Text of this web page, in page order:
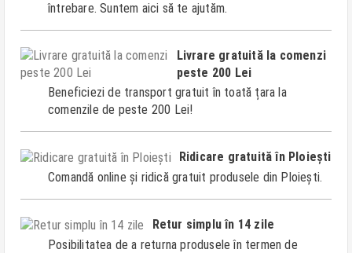
întrebare. Suntem aici să te ajutăm.
Livrare gratuită la comenzi
peste 200 Lei
Beneficiezi de transport gratuit în toată țara la
comenzile de peste 200 Lei!
Ridicare gratuită în Ploiești
Comandă online și ridică gratuit produsele din Ploiești.
Retur simplu în 14 zile
Posibilitatea de a returna produsele în termen de